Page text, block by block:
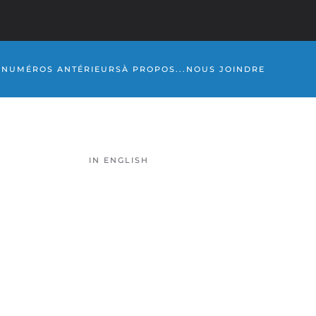
NUMÉROS ANTÉRIEURSÀ PROPOS... NOUS JOINDRE
IN ENGLISH